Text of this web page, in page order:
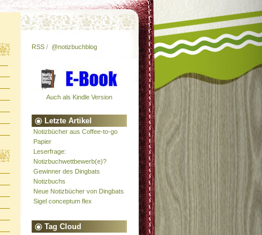
RSS / @notizbuchblog
Auch als Kindle Version
Letzte Artikel
Notizbücher aus Coffee-to-go
Papier
Leserfrage:
Notizbuchwettbewerb(e)?
Gewinner des Dingbats
Notizbuchs
Neue Notizbücher von Dingbats
Sigel conceptum flex
Tag Cloud